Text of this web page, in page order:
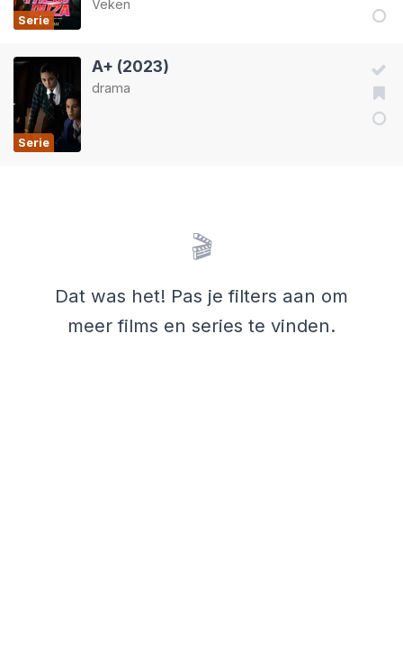
Serie
Veken
Serie
A+ (2023)
drama
🎬
Dat was het! Pas je filters aan om
meer films en series te vinden.